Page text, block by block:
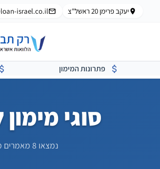
יעקב פרימן 20 ראשל"צ israel.co.il
פתרונות המימון
סוגי
נמצאו 8 מאמרים מקצועיים